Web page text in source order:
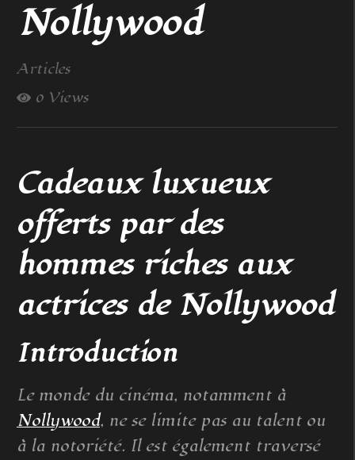
Nollywood
Articles
0 Views
Cadeaux luxueux
offerts par des
hommes riches aux
actrices de Nollywood
Introduction
Le monde du cinéma, notamment à
Nollywood, ne se limite pas au talent ou
à la notoriété. Il est également traversé